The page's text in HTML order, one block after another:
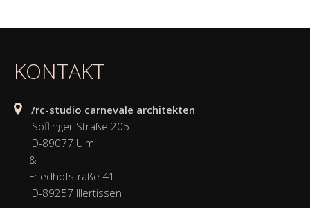
KONTAKT
/rc-studio carnevale architekten
Söflinger Straße 205
D-89077 Ulm
&
Friedhofstraße 41
D-89257 Illertissen